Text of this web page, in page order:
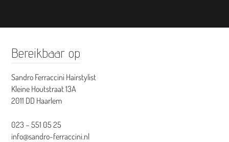
Bereikbaar op
Sandro Ferraccini Hairstylist
Kleine Houtstraat 13A
2011 DD Haarlem
023 – 551 05 25
info@sandro-ferraccini.nl